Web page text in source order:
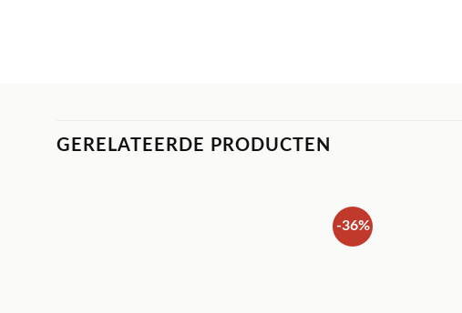
GERELATEERDE PRODUCTEN
-36%